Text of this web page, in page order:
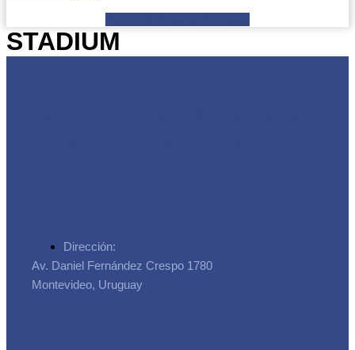
STADIUM
Dirección:
Av. Daniel Fernández Crespo 1780
Montevideo, Uruguay